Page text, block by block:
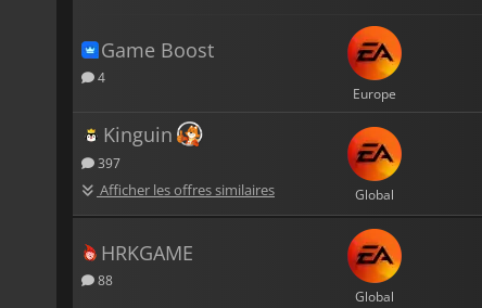
Game Boost
4
Europe
Kinguin
397
Afficher les offres similaires Global
HRKGAME
88
Global